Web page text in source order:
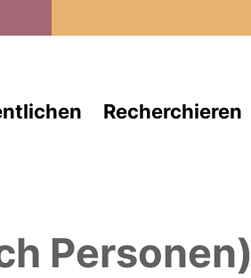
Recherchieren
Personen)